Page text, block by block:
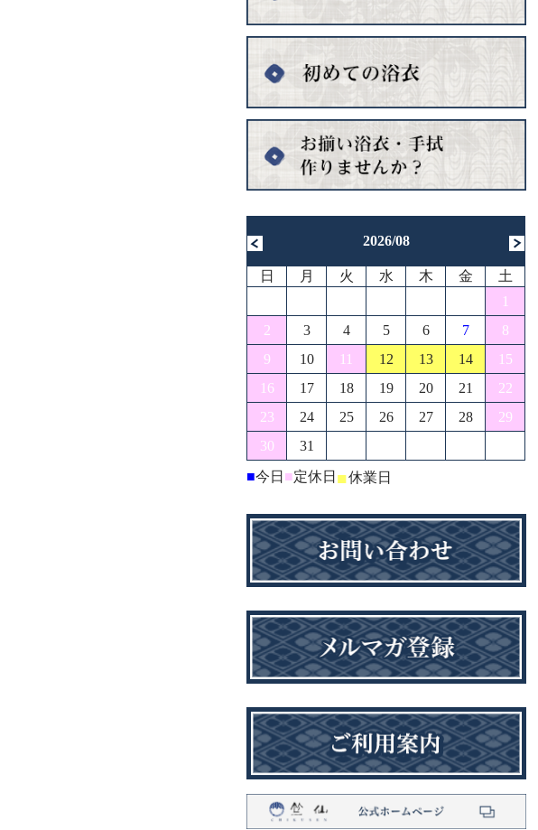
2026/08
日 月 火 水 木 金
土
1
2
3 4 5 6 7
8
9
10 11 12 13 14
15
16
17 18 19 20 21
22
23
24 25 26 27 28
29
30
31
■今日 ■定休日 ■休業日